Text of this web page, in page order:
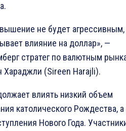
не будет агрессивным,
влияние на доллар», —
стратег по валютным
Хараджли (Sireen Harajli).
влиять низкий объем
католического Рождества, а
Нового Года.